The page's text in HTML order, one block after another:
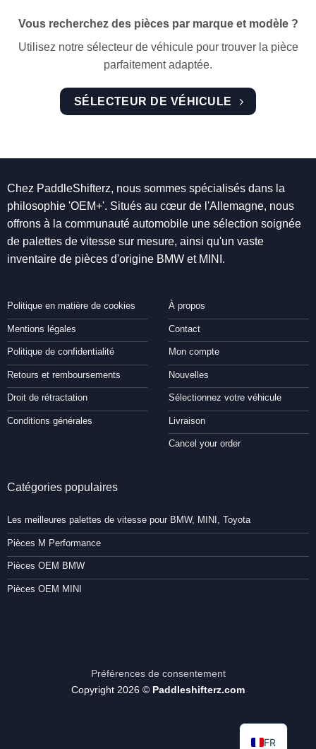
Vous recherchez des pièces par marque et modèle ?
Utilisez notre sélecteur de véhicule pour trouver la pièce
parfaitement adaptée.
SÉLECTEUR DE VÉHICULE
Chez PaddleShifterz, nous sommes spécialisés dans la
philosophie 'OEM+'. Situés au cœur de l'Allemagne, nous
offrons à la communauté automobile une sélection soignée
de palettes de vitesse sur mesure, ainsi qu'un vaste
inventaire de pièces d'origine BMW et MINI.
Politique en matière de cookies
Mentions légales
Politique de confidentialité
Retours et remboursements
Droit de rétractation
Conditions générales
À propos
Contact
Mon compte
Nouvelles
Sélectionnez votre véhicule
Livraison
Cancel your order
Catégories populaires
Les meilleures palettes de vitesse pour BMW, MINI, Toyota
Pièces M Performance
Pièces OEM BMW
Pièces OEM MINI
Préférences de consentement
Copyright 2026 © Paddleshifterz.com
FR